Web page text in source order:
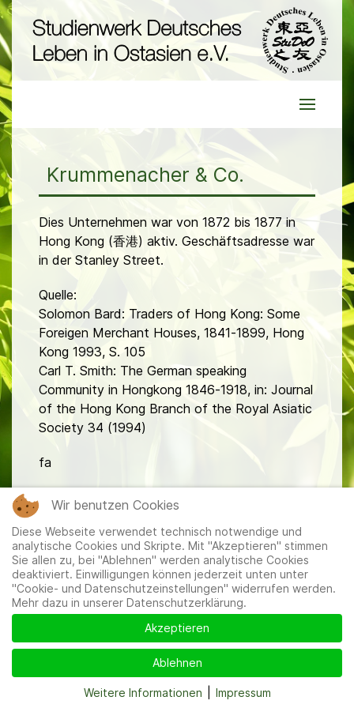
Krummenacher & Co.
Dies Unternehmen war von 1872 bis 1877 in
Hong Kong (香港) aktiv. Geschäftsadresse war
in der Stanley Street.
Quelle:
Solomon Bard: Traders of Hong Kong: Some
Foreigen Merchant Houses, 1841-1899, Hong
Kong 1993, S. 105
Carl T. Smith: The German speaking
Community in Hongkong 1846-1918, in: Journal
of the Hong Kong Branch of the Royal Asiatic
Society 34 (1994)
fa
Mitglieder|Impressum|Datenschutzerklärung| Cookie-
und Datenschutzeinstellungen
Wir benutzen Cookies
Diese Webseite verwendet technisch notwendige und
analytische Cookies und Skripte. Mit "Akzeptieren" stimmen
Sie allen zu, bei "Ablehnen" werden analytische Cookies
deaktiviert. Einwilligungen können jederzeit unten unter
"Cookie- und Datenschutzeinstellungen" widerrufen werden.
Mehr dazu in unserer Datenschutzerklärung.
Akzeptieren
Ablehnen
Weitere Informationen Impressum